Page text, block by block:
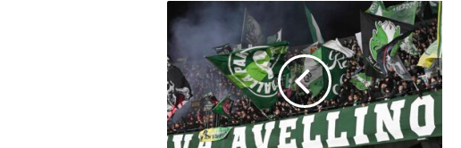
Avellino,
poker
stelline
under
nel
mirino
di